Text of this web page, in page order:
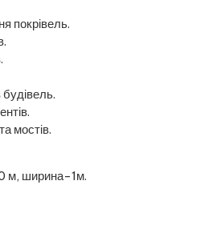
покрівель.
будівель.
мостів.
м, ширина-1м.